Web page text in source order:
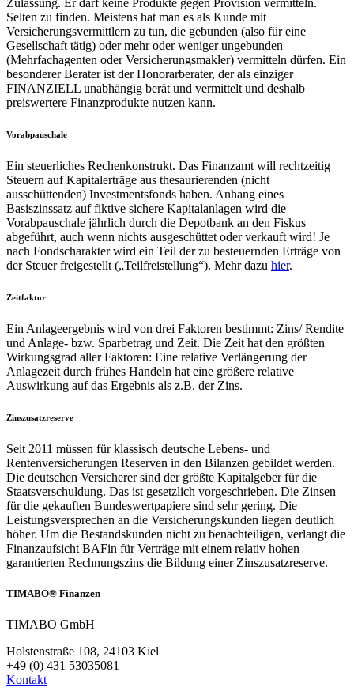
Zulassung. Er darf keine Produkte gegen Provision vermitteln.
Selten zu finden. Meistens hat man es als Kunde mit
Versicherungsvermittlern zu tun, die gebunden (also für eine
Gesellschaft tätig) oder mehr oder weniger ungebunden
(Mehrfachagenten oder Versicherungsmakler) vermitteln dürfen. Ein
besonderer Berater ist der Honorarberater, der als einziger
FINANZIELL unabhängig berät und vermittelt und deshalb
preiswertere Finanzprodukte nutzen kann.
Vorabpauschale
Ein steuerliches Rechenkonstrukt. Das Finanzamt will rechtzeitig
Steuern auf Kapitalerträge aus thesaurierenden (nicht
ausschüttenden) Investmentsfonds haben. Anhang eines
Basiszinssatz auf fiktive sichere Kapitalanlagen wird die
Vorabpauschale jährlich durch die Depotbank an den Fiskus
abgeführt, auch wenn nichts ausgeschüttet oder verkauft wird! Je
nach Fondscharakter wird ein Teil der zu besteuernden Erträge von
der Steuer freigestellt („Teilfreistellung“). Mehr dazu hier.
Zeitfaktor
Ein Anlageergebnis wird von drei Faktoren bestimmt: Zins/ Rendite
und Anlage- bzw. Sparbetrag und Zeit. Die Zeit hat den größten
Wirkungsgrad aller Faktoren: Eine relative Verlängerung der
Anlagezeit durch frühes Handeln hat eine größere relative
Auswirkung auf das Ergebnis als z.B. der Zins.
Zinszusatzreserve
Seit 2011 müssen für klassisch deutsche Lebens- und
Rentenversicherungen Reserven in den Bilanzen gebildet werden.
Die deutschen Versicherer sind der größte Kapitalgeber für die
Staatsverschuldung. Das ist gesetzlich vorgeschrieben. Die Zinsen
für die gekauften Bundeswertpapiere sind sehr gering. Die
Leistungsversprechen an die Versicherungskunden liegen deutlich
höher. Um die Bestandskunden nicht zu benachteiligen, verlangt die
Finanzaufsicht BAFin für Verträge mit einem relativ hohen
garantierten Rechnungszins die Bildung einer Zinszusatzreserve.
TIMABO® Finanzen
TIMABO GmbH
Holstenstraße 108, 24103 Kiel
+49 (0) 431 53035081
Kontakt